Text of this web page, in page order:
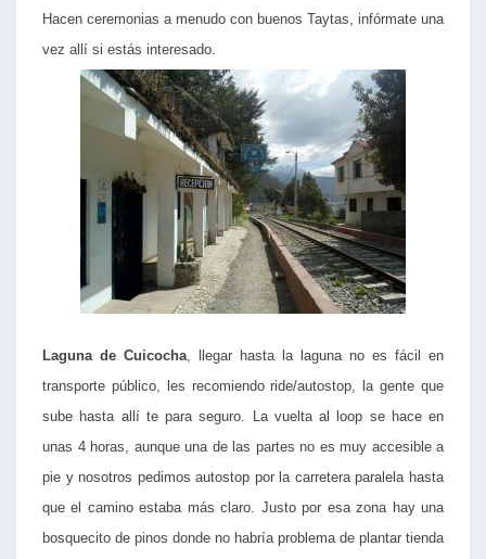
Hacen ceremonias a menudo con buenos Taytas, infórmate una
vez allí si estás interesado.
Laguna de Cuicocha, llegar hasta la laguna no es fácil en
transporte público, les recomiendo ride/autostop, la gente que
sube hasta allí te para seguro. La vuelta al loop se hace en
unas 4 horas, aunque una de las partes no es muy accesible a
pie y nosotros pedimos autostop por la carretera paralela hasta
que el camino estaba más claro. Justo por esa zona hay una
bosquecito de pinos donde no habría problema de plantar tienda